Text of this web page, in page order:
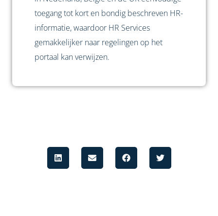
toegang tot kort en bondig beschreven HR-
informatie, waardoor HR Services
gemakkelijker naar regelingen op het
portaal kan verwijzen.